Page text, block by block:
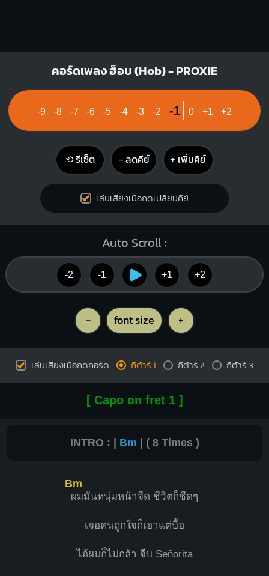
คอร์ดเพลง ฮ็อบ (Hob) - PROXIE
-9 -8 -7 -6 -5 -4 -3 -2 -1 0 +1 +2
⟲ รีเซ็ต − ลดคีย์ + เพิ่มคีย์
เล่นเสียงเมื่อกดเปลี่ยนคีย์
Auto Scroll :
-2 -1 +1 +2
- font size +
เล่นเสียงเมื่อกดคอร์ด กีต้าร์ 1 กีต้าร์ 2 กีต้าร์ 3
[ Capo on fret 1 ]
INTRO : | Bm | ( 8 Times )
Bm
ผมมันหนุ่มหน้าจืด ชีวิตก็ชืดๆ
เจอคนถูกใจก็เอาแต่บื้อ
ไอ้ผมก็ไม่กล้า จีบ Señorita